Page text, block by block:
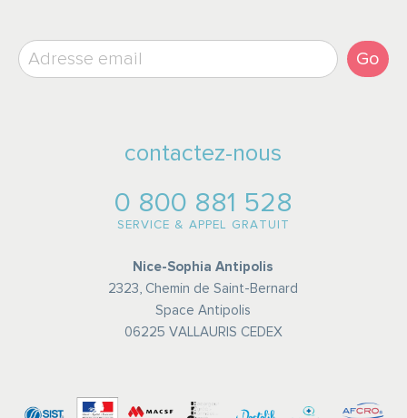
Go
contactez-nous
0 800 881 528
SERVICE & APPEL GRATUIT
Nice-Sophia Antipolis
2323, Chemin de Saint-Bernard
Space Antipolis
06225 VALLAURIS CEDEX